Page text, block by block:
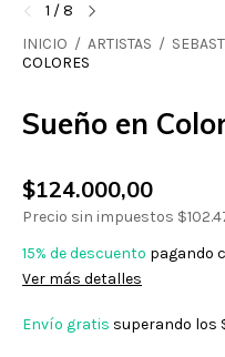
1 /8
INICIO / ARTISTAS /
COLORES
Sueño en
$124.000,00
Precio sin impuestos
15% de descuento pagando
Ver más detalles
Envío gratis superando los